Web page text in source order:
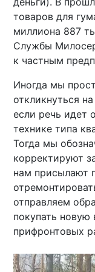
товаров для
миллиона 887
Службы
к частным
Иногда мы
откликнуться
если речь идет
технике типа
Тогда мы
корректируют
нам присылают
отправляем
покупать новую
прифронтовых